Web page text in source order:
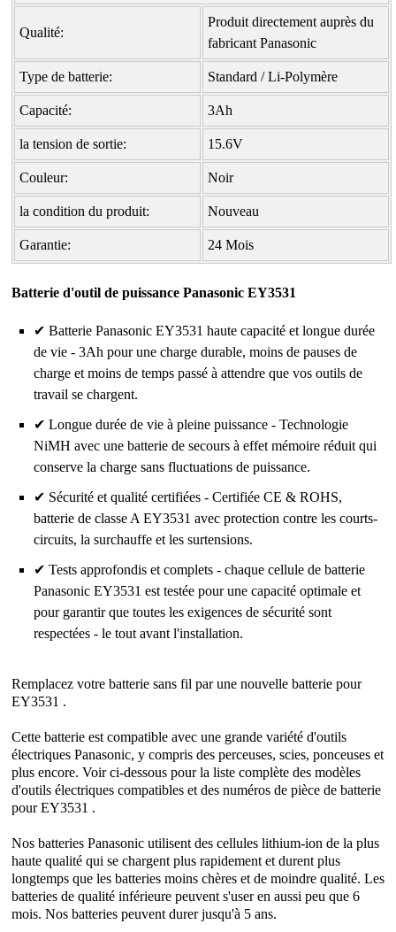
Qualité:
Produit directement auprès du
fabricant Panasonic
Type de batterie: Standard / Li-Polymère
Capacité: 3Ah
la tension de sortie: 15.6V
Couleur: Noir
la condition du produit: Nouveau
Garantie: 24 Mois
Batterie d'outil de puissance Panasonic EY3531
✔ Batterie Panasonic EY3531 haute capacité et longue durée
de vie - 3Ah pour une charge durable, moins de pauses de
charge et moins de temps passé à attendre que vos outils de
travail se chargent.
✔ Longue durée de vie à pleine puissance - Technologie
NiMH avec une batterie de secours à effet mémoire réduit qui
conserve la charge sans fluctuations de puissance.
✔ Sécurité et qualité certifiées - Certifiée CE & ROHS,
batterie de classe A EY3531 avec protection contre les courts-
circuits, la surchauffe et les surtensions.
✔ Tests approfondis et complets - chaque cellule de batterie
Panasonic EY3531 est testée pour une capacité optimale et
pour garantir que toutes les exigences de sécurité sont
respectées - le tout avant l'installation.
Remplacez votre batterie sans fil par une nouvelle batterie pour
EY3531 .
Cette batterie est compatible avec une grande variété d'outils
électriques Panasonic, y compris des perceuses, scies, ponceuses et
plus encore. Voir ci-dessous pour la liste complète des modèles
d'outils électriques compatibles et des numéros de pièce de batterie
pour EY3531 .
Nos batteries Panasonic utilisent des cellules lithium-ion de la plus
haute qualité qui se chargent plus rapidement et durent plus
longtemps que les batteries moins chères et de moindre qualité. Les
batteries de qualité inférieure peuvent s'user en aussi peu que 6
mois. Nos batteries peuvent durer jusqu'à 5 ans.